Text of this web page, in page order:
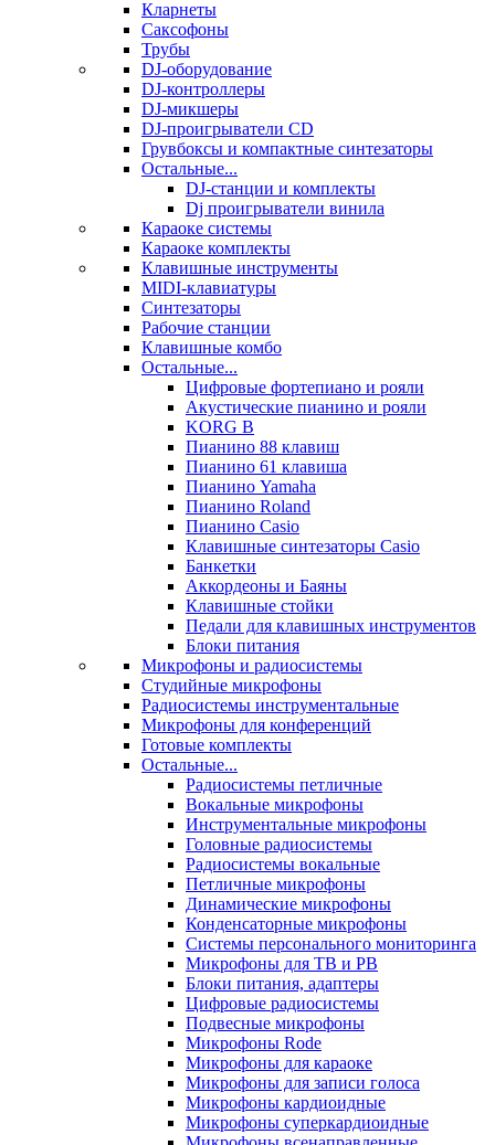
Кларнеты
Саксофоны
Трубы
DJ-оборудование
DJ-контроллеры
DJ-микшеры
DJ-проигрыватели CD
Грувбоксы и компактные синтезаторы
Остальные...
DJ-станции и комплекты
Dj проигрыватели винила
Караоке системы
Караоке комплекты
Клавишные инструменты
MIDI-клавиатуры
Синтезаторы
Рабочие станции
Клавишные комбо
Остальные...
Цифровые фортепиано и рояли
Акустические пианино и рояли
KORG B
Пианино 88 клавиш
Пианино 61 клавиша
Пианино Yamaha
Пианино Roland
Пианино Casio
Клавишные синтезаторы Casio
Банкетки
Аккордеоны и Баяны
Клавишные стойки
Педали для клавишных инструментов
Блоки питания
Микрофоны и радиосистемы
Студийные микрофоны
Радиосистемы инструментальные
Микрофоны для конференций
Готовые комплекты
Остальные...
Радиосистемы петличные
Вокальные микрофоны
Инструментальные микрофоны
Головные радиосистемы
Радиосистемы вокальные
Петличные микрофоны
Динамические микрофоны
Конденсаторные микрофоны
Системы персонального мониторинга
Микрофоны для ТВ и РВ
Блоки питания, адаптеры
Цифровые радиосистемы
Подвесные микрофоны
Микрофоны Rode
Микрофоны для караоке
Микрофоны для записи голоса
Микрофоны кардиоидные
Микрофоны суперкардиоидные